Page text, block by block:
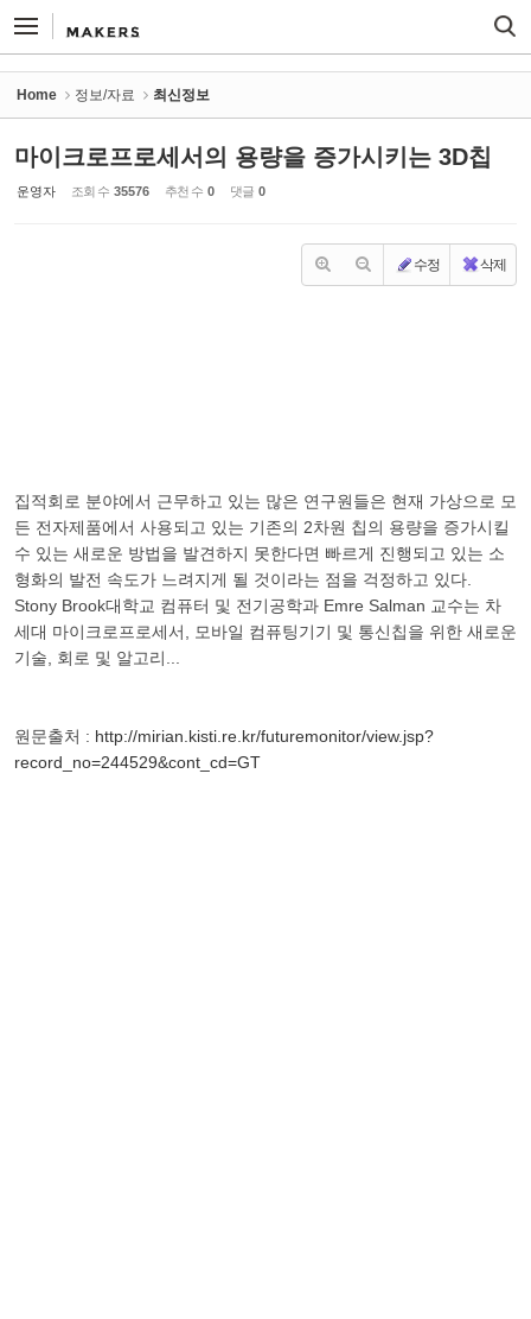
Home 정보/자료 최신정보
마이크로프로세서의 용량을 증가시키는 3D칩
운영자 조회 수 35576 추천 수 0 댓글 0
수정 삭제
집적회로 분야에서 근무하고 있는 많은 연구원들은 현재 가상으로 모
든 전자제품에서 사용되고 있는 기존의 2차원 칩의 용량을 증가시킬
수 있는 새로운 방법을 발견하지 못한다면 빠르게 진행되고 있는 소
형화의 발전 속도가 느려지게 될 것이라는 점을 걱정하고 있다.
Stony Brook대학교 컴퓨터 및 전기공학과 Emre Salman 교수는 차
세대 마이크로프로세서, 모바일 컴퓨팅기기 및 통신칩을 위한 새로운
기술, 회로 및 알고리...
원문출처 : http://mirian.kisti.re.kr/futuremonitor/view.jsp?
record_no=244529&cont_cd=GT